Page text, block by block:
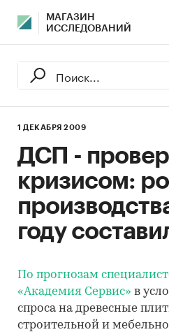
МАГАЗИН
ИССЛЕДОВАНИЙ
1 ДЕКАБРЯ 2009
ДСП -
кризисом:
году
По прогнозам
«Академия Сервис» в
спроса на древесные
строительной и